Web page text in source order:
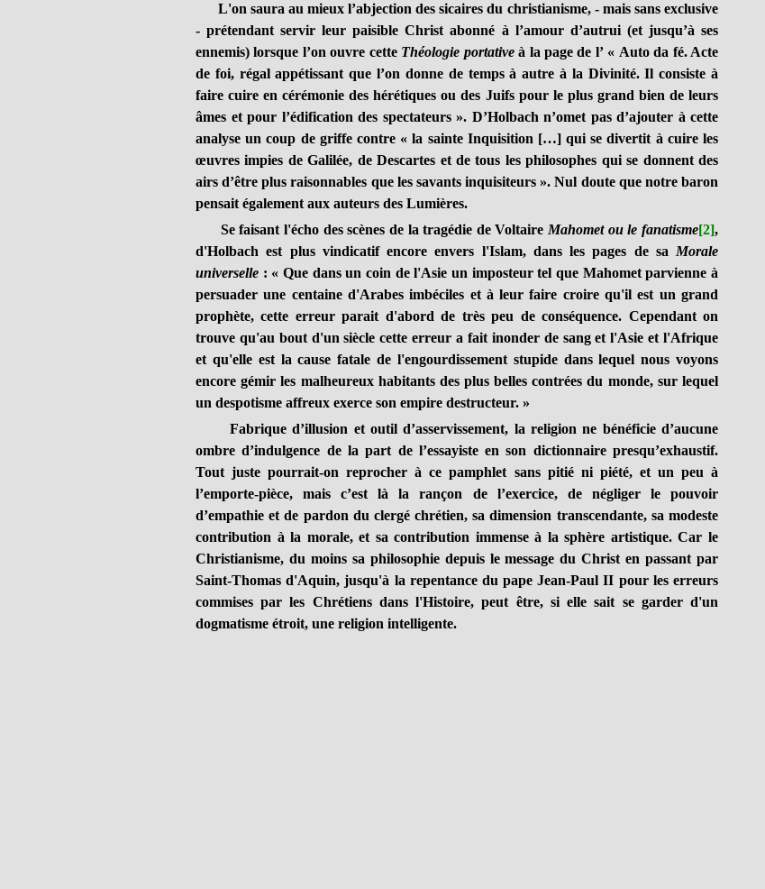
L'on saura au mieux l’abjection des sicaires du christianisme, - mais sans exclusive
- prétendant servir leur paisible Christ abonné à l’amour d’autrui (et jusqu’à ses
ennemis) lorsque l’on ouvre cette Théologie portativeà la page de l’ « Auto da fé. Acte
de foi, régal appétissant que l’on donne de temps à autre à la Divinité. Il consiste à
faire cuire en cérémonie des hérétiques ou des Juifs pour le plus grand bien de leurs
âmes et pour l’édification des spectateurs ». D’Holbach n’omet pas d’ajouter à cette
analyse un coup de griffe contre « la sainte Inquisition […] qui se divertit à cuire les
œuvres impies de Galilée, de Descartes et de tous les philosophes qui se donnent des
airs d’être plus raisonnables que les savants inquisiteurs ». Nul doute que notre baron
pensait également aux auteurs des Lumières.
Se faisant l'écho des scènes de la tragédie de Voltaire Mahomet ou le fanatisme[2],
d'Holbach est plus vindicatif encore envers l'Islam, dans les pages de sa Morale
universelle : « Que dans un coin de l'Asie un imposteur tel que Mahomet parvienne à
persuader une centaine d'Arabes imbéciles et à leur faire croire qu'il est un grand
prophète, cette erreur parait d'abord de très peu de conséquence. Cependant on
trouve qu'au bout d'un siècle cette erreur a fait inonder de sang et l'Asie et l'Afrique
et qu'elle est la cause fatale de l'engourdissement stupide dans lequel nous voyons
encore gémir les malheureux habitants des plus belles contrées du monde, sur lequel
un despotisme affreux exerce son empire destructeur. »
Fabrique d’illusion et outil d’asservissement, la religion ne bénéficie d’aucune
ombre d’indulgence de la part de l’essayiste en son dictionnaire presqu’exhaustif.
Tout juste pourrait-on reprocher à ce pamphlet sans pitié ni piété, et un peu à
l’emporte-pièce, mais c’est là la rançon de l’exercice, de négliger le pouvoir
d’empathie et de pardon du clergé chrétien, sa dimension transcendante, sa modeste
contribution à la morale, et sa contribution immense à la sphère artistique. Car le
Christianisme, du moins sa philosophie depuis le message du Christ en passant par
Saint-Thomas d'Aquin, jusqu'à la repentance du pape Jean-Paul II pour les erreurs
commises par les Chrétiens dans l'Histoire, peut être, si elle sait se garder d'un
dogmatisme étroit, une religion intelligente.